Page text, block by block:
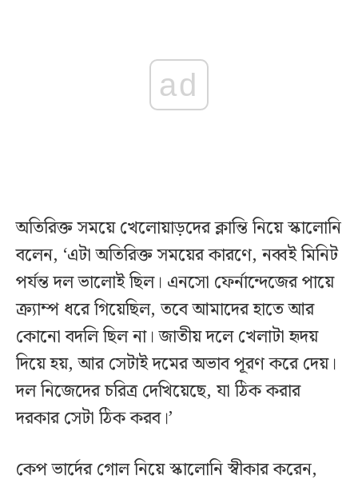
ad
অতিরিক্ত সময়ে খেলোয়াড়দের ক্লান্তি নিয়ে স্কালোনি
বলেন, ‘এটা অতিরিক্ত সময়ের কারণে, নব্বই মিনিট
পর্যন্ত দল ভালোই ছিল। এনসো ফের্নান্দেজের পায়ে
ক্র্যাম্প ধরে গিয়েছিল, তবে আমাদের হাতে আর
কোনো বদলি ছিল না। জাতীয় দলে খেলাটা হৃদয়
দিয়ে হয়, আর সেটাই দমের অভাব পূরণ করে দেয়।
দল নিজেদের চরিত্র দেখিয়েছে, যা ঠিক করার
দরকার সেটা ঠিক করব।’
কেপ ভার্দের গোল নিয়ে স্কালোনি স্বীকার করেন,